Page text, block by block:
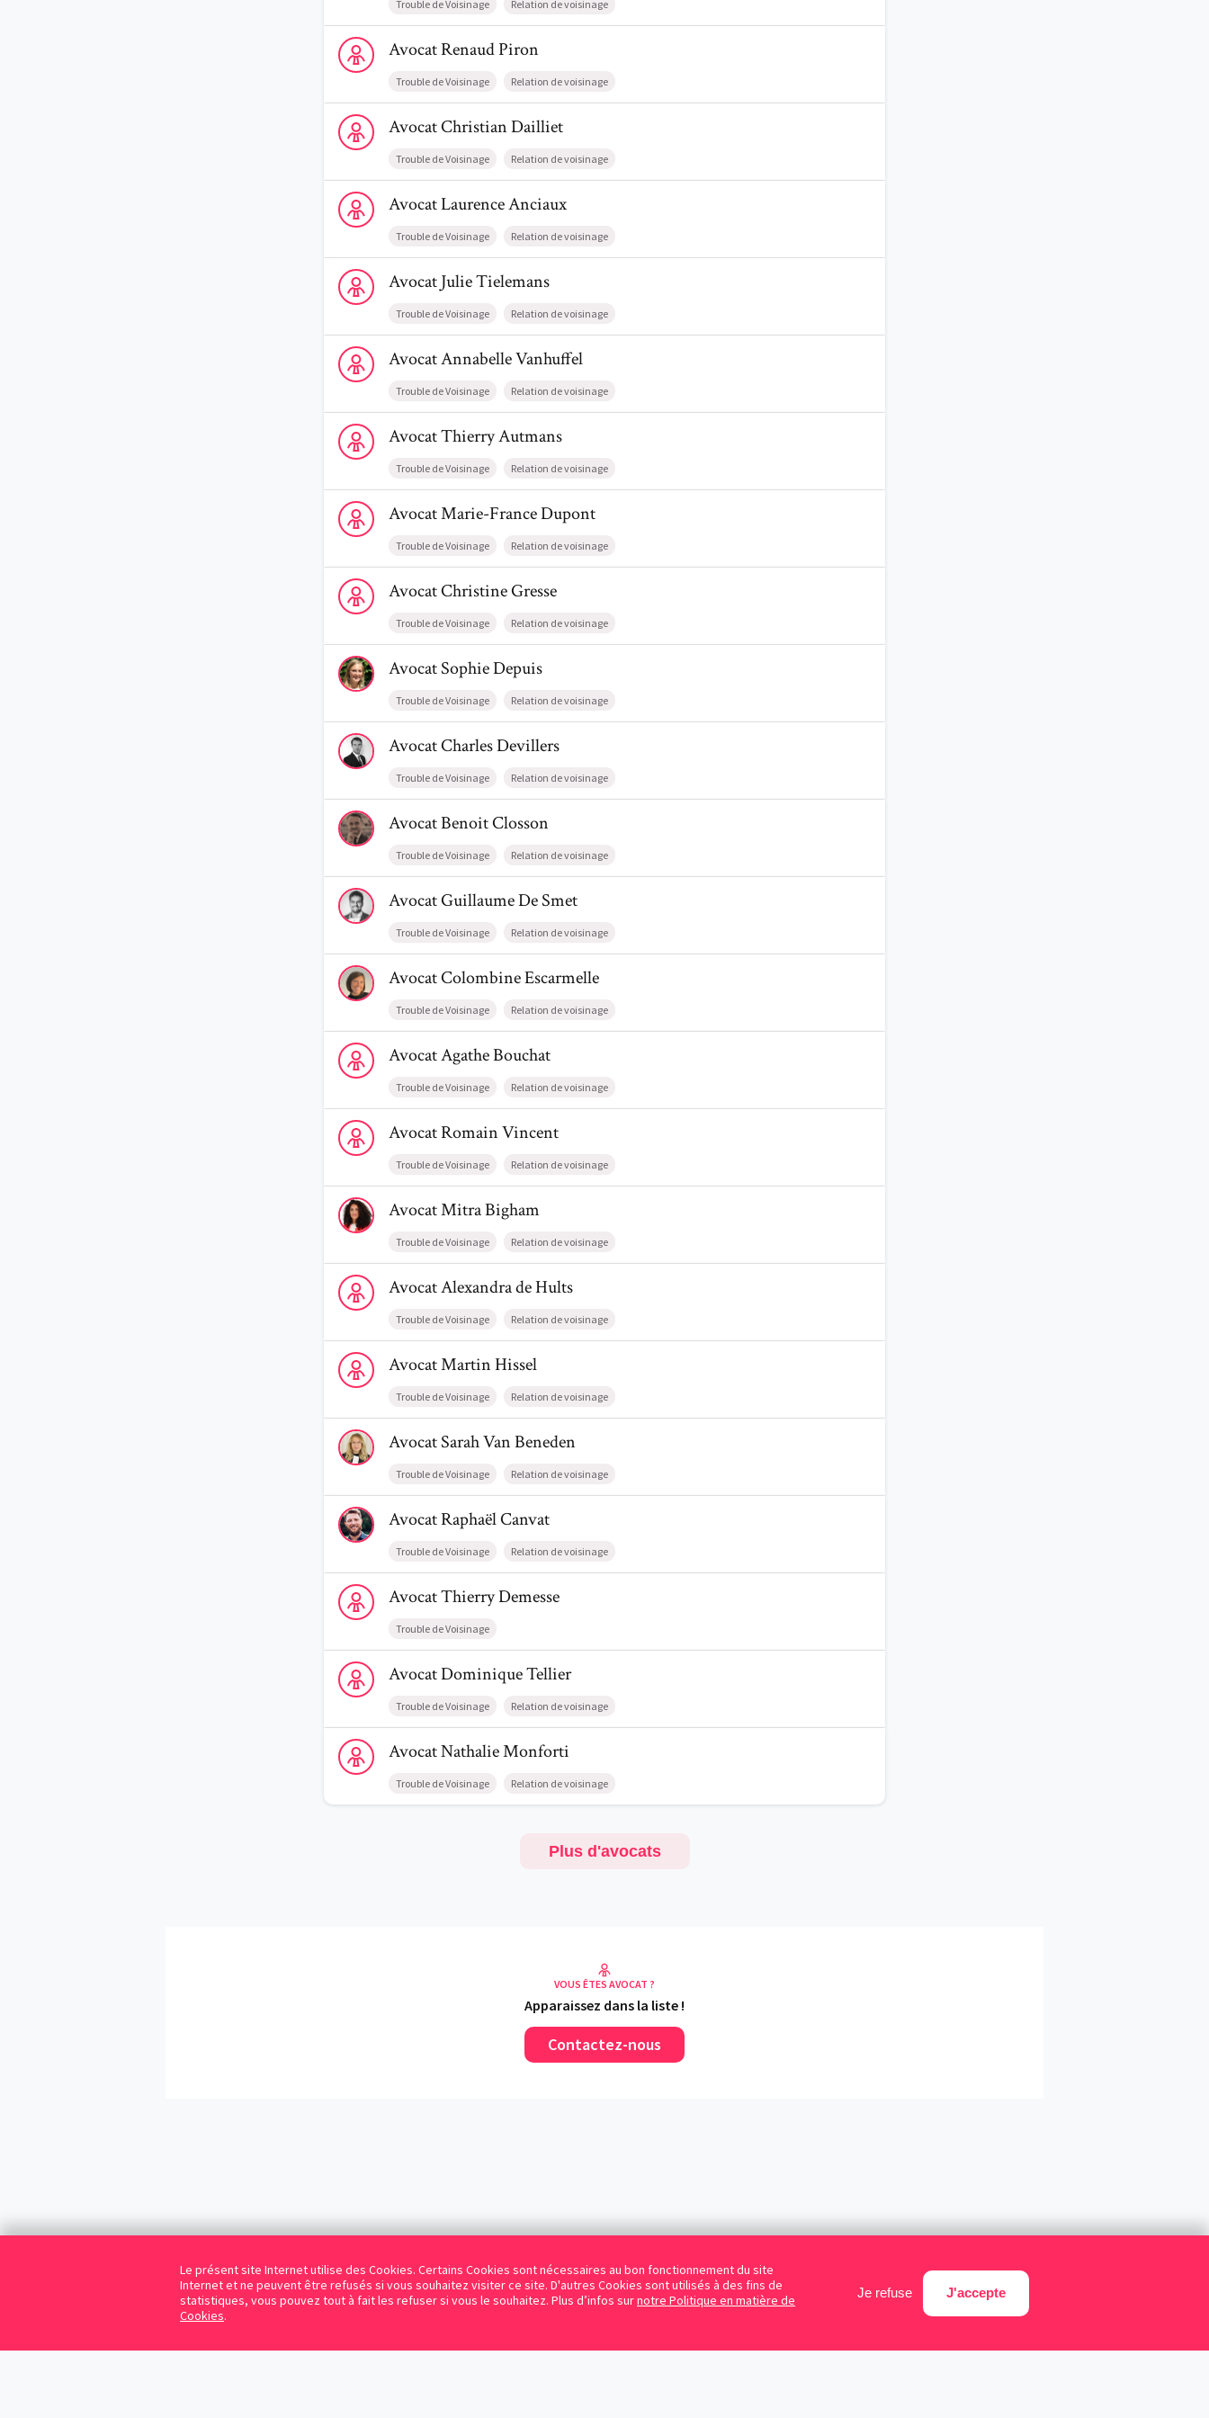
Le présent site Internet utilise des Cookies. Certains Cookies sont nécessaires au bon fonctionnement du site
Internet et ne peuvent être refusés si vous souhaitez visiter ce site. D'autres Cookies sont utilisés à des fins de
statistiques, vous pouvez tout à fait les refuser si vous le souhaitez. Plus d’infos surnotre Politique en matière de
Cookies.
Je refuse J'accepte
Trouble de Voisinage Relation de voisinage
Voir le profil de AvocatRenaud Piron
AvocatRenaudPiron
Trouble de Voisinage Relation de voisinage
Voir le profil de AvocatChristian Dailliet
AvocatChristianDailliet
Trouble de Voisinage Relation de voisinage
Voir le profil de AvocatLaurence Anciaux
AvocatLaurenceAnciaux
Trouble de Voisinage Relation de voisinage
Voir le profil de AvocatJulie Tielemans
AvocatJulieTielemans
Trouble de Voisinage Relation de voisinage
Voir le profil de AvocatAnnabelle Vanhuffel
AvocatAnnabelleVanhuffel
Trouble de Voisinage Relation de voisinage
Voir le profil de AvocatThierry Autmans
AvocatThierryAutmans
Trouble de Voisinage Relation de voisinage
Voir le profil de AvocatMarie-France Dupont
AvocatMarie-FranceDupont
Trouble de Voisinage Relation de voisinage
Voir le profil de AvocatChristine Gresse
AvocatChristineGresse
Trouble de Voisinage Relation de voisinage
Voir le profil de AvocatSophie Depuis
AvocatSophieDepuis
Trouble de Voisinage Relation de voisinage
Voir le profil de AvocatCharles Devillers
AvocatCharlesDevillers
Trouble de Voisinage Relation de voisinage
Voir le profil de AvocatBenoit Closson
AvocatBenoitClosson
Trouble de Voisinage Relation de voisinage
Voir le profil de AvocatGuillaume De Smet
AvocatGuillaumeDe Smet
Trouble de Voisinage Relation de voisinage
Voir le profil de AvocatColombine Escarmelle
AvocatColombineEscarmelle
Trouble de Voisinage Relation de voisinage
Voir le profil de AvocatAgathe Bouchat
AvocatAgatheBouchat
Trouble de Voisinage Relation de voisinage
Voir le profil de AvocatRomain Vincent
AvocatRomainVincent
Trouble de Voisinage Relation de voisinage
Voir le profil de AvocatMitra Bigham
AvocatMitraBigham
Trouble de Voisinage Relation de voisinage
Voir le profil de AvocatAlexandra de Hults
AvocatAlexandrade Hults
Trouble de Voisinage Relation de voisinage
Voir le profil de AvocatMartin Hissel
AvocatMartinHissel
Trouble de Voisinage Relation de voisinage
Voir le profil de AvocatSarah Van Beneden
AvocatSarahVan Beneden
Trouble de Voisinage Relation de voisinage
Voir le profil de AvocatRaphaël Canvat
AvocatRaphaëlCanvat
Trouble de Voisinage Relation de voisinage
Voir le profil de AvocatThierry Demesse
AvocatThierryDemesse
Trouble de Voisinage
Voir le profil de AvocatDominique Tellier
AvocatDominiqueTellier
Trouble de Voisinage Relation de voisinage
Voir le profil de AvocatNathalie Monforti
AvocatNathalieMonforti
Trouble de Voisinage Relation de voisinage
Plus d'avocats
VOUS ÊTES AVOCAT ?
Apparaissez dans la liste !
Contactez-nous